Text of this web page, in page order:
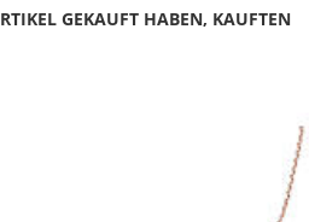
GEKAUFT HABEN, KAUFTEN